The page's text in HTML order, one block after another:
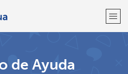
de Ayuda